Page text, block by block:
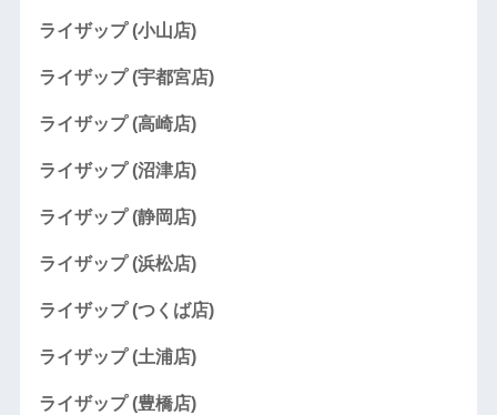
ライザップ (小山店)
ライザップ (宇都宮店)
ライザップ (高崎店)
ライザップ (沼津店)
ライザップ (静岡店)
ライザップ (浜松店)
ライザップ (つくば店)
ライザップ (土浦店)
ライザップ (豊橋店)